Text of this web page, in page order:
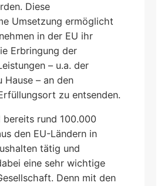
Diese
Umsetzung ermöglicht
in der EU ihr
Erbringung der
– u.a. der
– an den
zu entsenden.
bereits rund 100.000
den EU-Ländern in
tätig und
eine sehr wichtige
Denn mit den